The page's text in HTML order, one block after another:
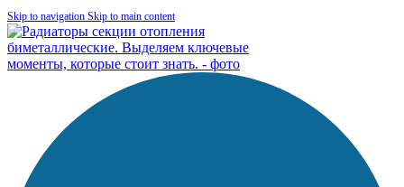
Skip to navigation Skip to main content